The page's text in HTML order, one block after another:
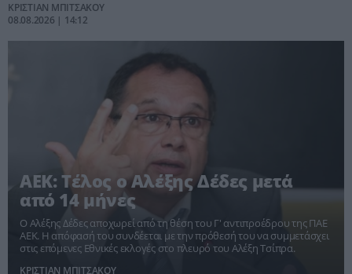
ΚΡΙΣΤΙΑΝ ΜΠΙΤΣΑΚΟΥ
08.08.2026 | 14:12
ΑΕΚ: Τέλος ο Αλέξης Δέδες μετά
από 14 μήνες
Ο Αλέξης Δέδες αποχωρεί από τη θέση του Γ' αντιπροέδρου της ΠΑΕ
ΑΕΚ. Η απόφασή του συνδέεται με την πρόθεσή του να συμμετάσχει
στις επόμενες Εθνικές εκλογές στο πλευρό του Αλέξη Τσίπρα.
ΚΡΙΣΤΙΑΝ ΜΠΙΤΣΑΚΟΥ